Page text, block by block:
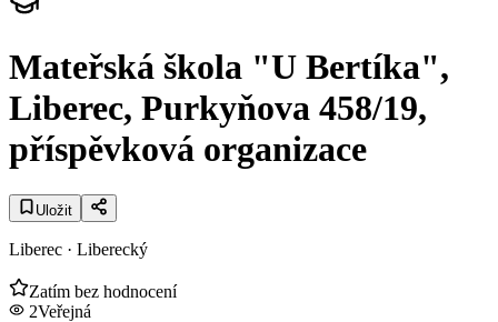
Mateřská škola "U Bertíka",
Liberec, Purkyňova 458/19,
příspěvková organizace
Uložit
Liberec · Liberecký
Zatím bez hodnocení
2Veřejná